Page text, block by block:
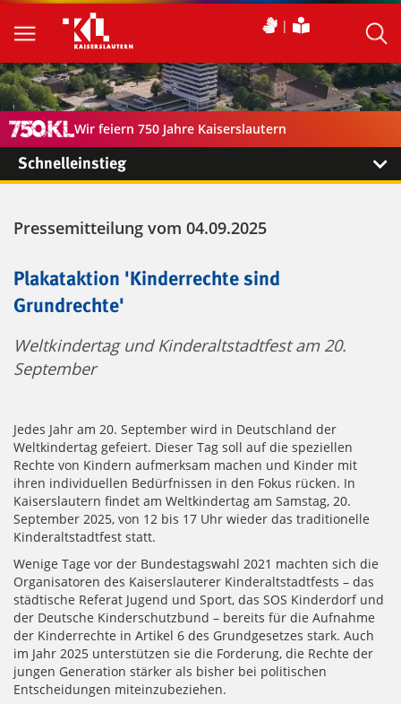
Wir feiern 750 Jahre Kaiserslautern
Schnelleinstieg
Pressemitteilung vom 04.09.2025
Plakataktion 'Kinderrechte sind
Grundrechte'
Weltkindertag und Kinderaltstadtfest am 20.
September
Jedes Jahr am 20. September wird in Deutschland der
Weltkindertag gefeiert. Dieser Tag soll auf die speziellen
Rechte von Kindern aufmerksam machen und Kinder mit
ihren individuellen Bedürfnissen in den Fokus rücken. In
Kaiserslautern findet am Weltkindertag am Samstag, 20.
September 2025, von 12 bis 17 Uhr wieder das traditionelle
Kinderaltstadtfest statt.
Wenige Tage vor der Bundestagswahl 2021 machten sich die
Organisatoren des Kaiserslauterer Kinderaltstadtfests – das
städtische Referat Jugend und Sport, das SOS Kinderdorf und
der Deutsche Kinderschutzbund – bereits für die Aufnahme
der Kinderrechte in Artikel 6 des Grundgesetzes stark. Auch
im Jahr 2025 unterstützen sie die Forderung, die Rechte der
jungen Generation stärker als bisher bei politischen
Entscheidungen miteinzubeziehen.